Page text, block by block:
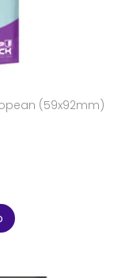
(59x92mm)